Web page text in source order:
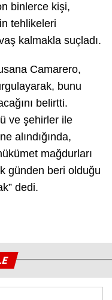
binlerce kişi,
tehlikeleri
kalmakla suçladı.
Camarero,
bunu
belirtti.
ve şehirler ile
alındığında,
mağdurları
günden beri olduğu
dedi.